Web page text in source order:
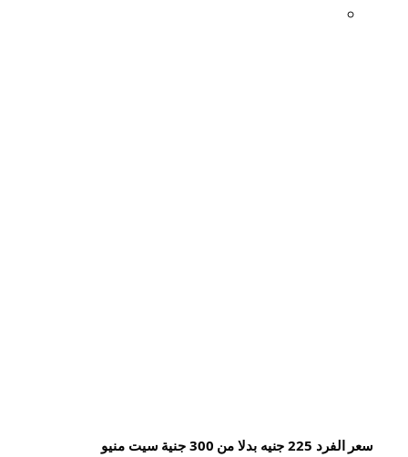
سعر الفرد 225 جنيه بدلا من 300 جنية سيت منيو